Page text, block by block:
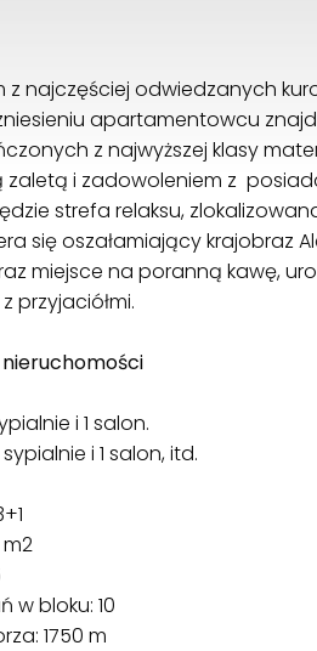
z najczęściej odwiedzanych
apartamentowcu
z najwyższej klasy
zaletą i zadowoleniem z
strefa relaksu,
się oszałamiający krajobraz
miejsce na poranną kawę,
przyjaciółmi.
i 1 salon.
i 1 salon, itd.
m2
w bloku: 10
1750 m